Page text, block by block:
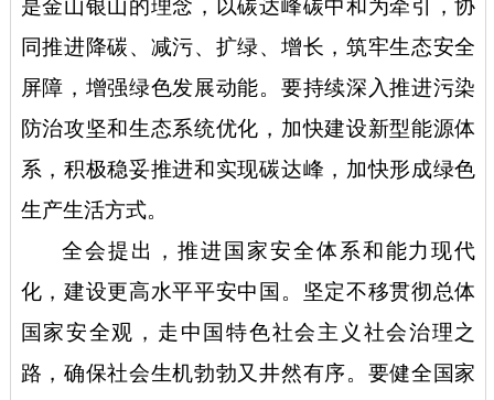
是金山银山的理念，以碳达峰碳中和为牵引，协
同推进降碳、减污、扩绿、增长，筑牢生态安全
屏障，增强绿色发展动能。要持续深入推进污染
防治攻坚和生态系统优化，加快建设新型能源体
系，积极稳妥推进和实现碳达峰，加快形成绿色
生产生活方式。
全会提出，推进国家安全体系和能力现代
化，建设更高水平平安中国。坚定不移贯彻总体
国家安全观，走中国特色社会主义社会治理之
路，确保社会生机勃勃又井然有序。要健全国家